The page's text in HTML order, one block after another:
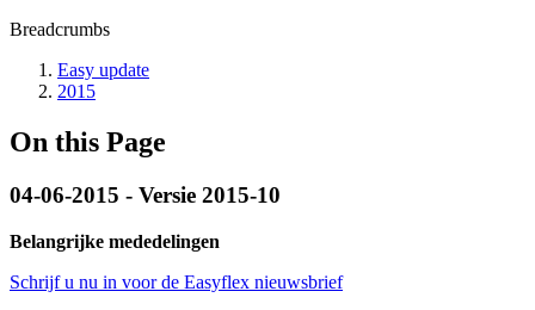
Breadcrumbs
Easy update
2015
On this Page
04-06-2015 - Versie 2015-10
Belangrijke mededelingen
Schrijf u nu in voor de Easyflex nieuwsbrief